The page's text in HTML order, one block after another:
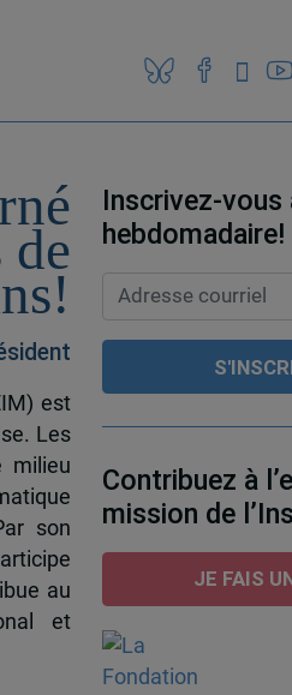
de
est
Les
milieu
son
au
et
Inscrivez-vous
hebdomadaire!
Contribuez à
mission de
JE FAIS